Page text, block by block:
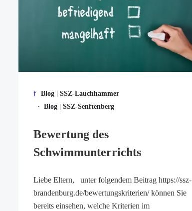
Blog | SSZ-Lauchhammer
· Blog | SSZ-Senftenberg
Bewertung des
Schwimmunterrichts
Liebe Eltern, unter folgendem Beitrag https://ssz-
brandenburg.de/bewertungskriterien/ können Sie
bereits einsehen, welche Kriterien im